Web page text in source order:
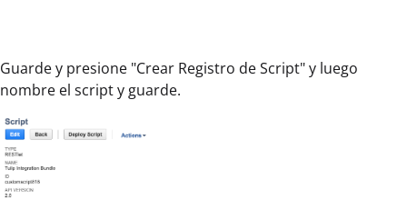
Guarde y presione "Crear Registro de Script" y luego
nombre el script y guarde.